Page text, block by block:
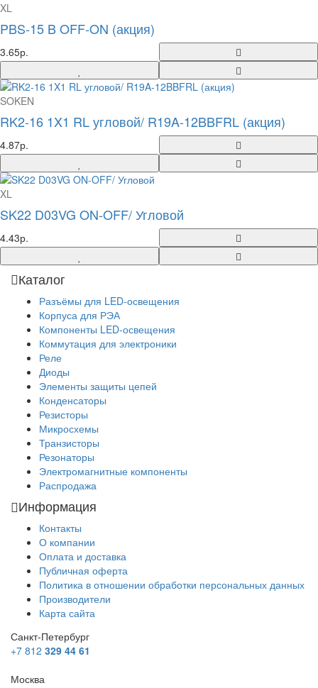
XL
PBS-15 B OFF-ON (акция)
3.65р.
SOKEN
RK2-16 1X1 RL угловой/ R19A-12BBFRL (акция)
4.87р.
XL
SK22 D03VG ON-OFF/ Угловой
4.43р.
Каталог
Разъёмы для LED-освещения
Корпуса для РЭА
Компоненты LED-освещения
Коммутация для электроники
Реле
Диоды
Элементы защиты цепей
Конденсаторы
Резисторы
Микросхемы
Транзисторы
Резонаторы
Электромагнитные компоненты
Распродажа
Информация
Контакты
О компании
Оплата и доставка
Публичная оферта
Политика в отношении обработки персональных данных
Производители
Карта сайта
Санкт-Петербург
+7 812 329 44 61
Москва